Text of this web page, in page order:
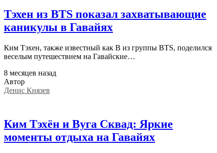
Тэхен из BTS показал захватывающие
каникулы в Гавайях
Ким Тэхен, также известный как В из группы BTS, поделился
веселым путешествием на Гавайские…
8 месяцев назад
Автор
Денис Князев
Ким Тэхён и Вуга Сквад: Яркие
моменты отдыха на Гавайях